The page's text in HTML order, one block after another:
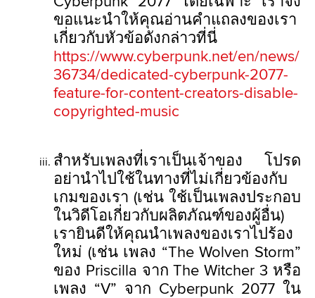
ขอแนะนำให้คุณอ่านคำแถลงของเรา
เกี่ยวกับหัวข้อดังกล่าวที่นี่
https://www.cyberpunk.net/en/news/
36734/dedicated-cyberpunk-2077-
feature-for-content-creators-disable-
copyrighted-music
สำหรับเพลงที่เราเป็นเจ้าของ โปรด
อย่านำไปใช้ในทางที่ไม่เกี่ยวข้องกับ
เกมของเรา (เช่น ใช้เป็นเพลงประกอบ
ในวิดีโอเกี่ยวกับผลิตภัณฑ์ของผู้อื่น)
เรายินดีให้คุณนำเพลงของเราไปร้อง
ใหม่ (เช่น เพลง “The Wolven Storm”
ของ Priscilla จาก The Witcher 3 หรือ
เพลง “V” จาก Cyberpunk 2077 ใน